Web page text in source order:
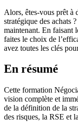
Alors, êtes-vous prêt à
stratégique des achats
maintenant. En faisant
faites le choix de
avez toutes les clés
En résumé
Cette formation
vision complète et
de la définition de la
des risques, la RSE et